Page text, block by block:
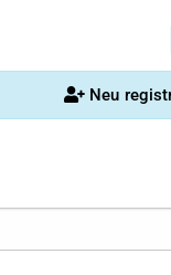
Neu